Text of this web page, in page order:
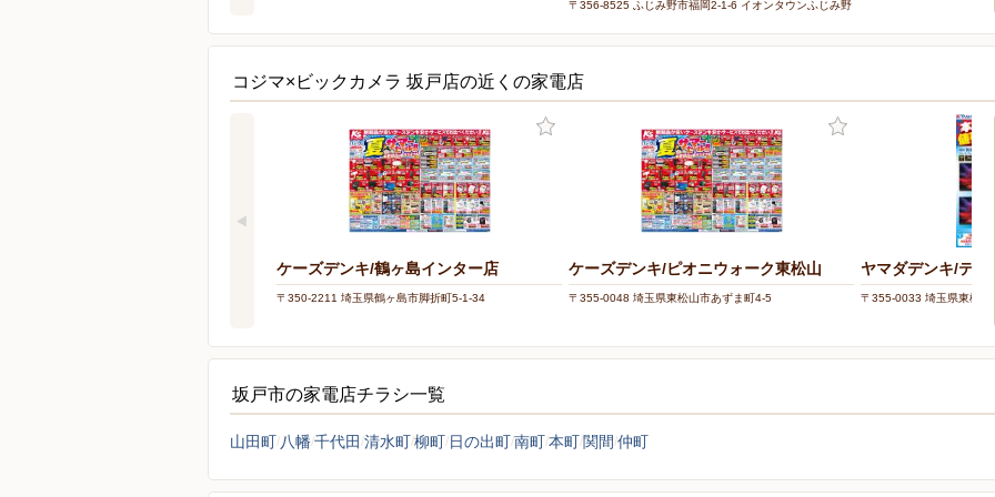
〒356-8525 ふじみ野市福岡2-1-6 イオンタウンふじみ野
コジマ×ビックカメラ 坂戸店の近くの家電店
ケーズデンキ/鶴ヶ島インター店
〒350-2211 埼玉県鶴ヶ島市脚折町5-1-34
ケーズデンキ/ピオニウォーク東松山
〒355-0048 埼玉県東松山市あずま町4-5
ヤマダデンキ/テッ
〒355-0033 埼玉県東松山
坂戸市の家電店チラシ一覧
山田町 八幡千代田 清水町柳町 日の出町南町本町 関間 仲町